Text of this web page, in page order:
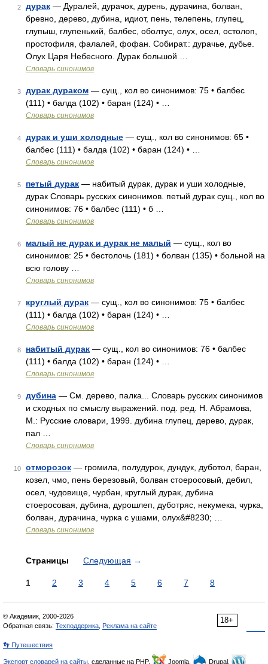
2 дурак — Дуралей, дурачок, дурень, дурачина, болван,
бревно, дерево, дубина, идиот, пень, телепень, глупец,
глупыш, глупенький, балбес, оболтус, олух, осел, остолоп,
простофиля, фалалей, фофан. Собират.: дурачье, дубье.
Олух Царя Небесного. Дурак большой …
Словарь синонимов
3 дурак дураком — сущ., кол во синонимов: 75 • балбес
(111) • балда (102) • баран (124) • …
Словарь синонимов
4 дурак и уши холодные — сущ., кол во синонимов: 65 •
балбес (111) • балда (102) • баран (124) • …
Словарь синонимов
5 петый дурак — набитый дурак, дурак и уши холодные,
дурак Словарь русских синонимов. петый дурак сущ., кол во
синонимов: 76 • балбес (111) • б …
Словарь синонимов
6 малый не дурак и дурак не малый — сущ., кол во
синонимов: 25 • бестолочь (181) • болван (135) • больной на
всю голову …
Словарь синонимов
7 круглый дурак — сущ., кол во синонимов: 75 • балбес
(111) • балда (102) • баран (124) • …
Словарь синонимов
8 набитый дурак — сущ., кол во синонимов: 76 • балбес
(111) • балда (102) • баран (124) • …
Словарь синонимов
9 дубина — См. дерево, палка... Словарь русских синонимов
и сходных по смыслу выражений. под. ред. Н. Абрамова,
М.: Русские словари, 1999. дубина глупец, дерево, дурак,
пал …
Словарь синонимов
10 отморозок — громила, полудурок, дундук, дуботол, баран,
козел, чмо, пень березовый, болван стоеросовый, дебил,
осел, чудовище, чурбан, круглый дурак, дубина
стоеросовая, дубина, дурошлеп, дуботряс, некумека, чурка,
болван, дурачина, чурка с ушами, олух&#8230; …
Словарь синонимов
Страницы Следующая →
1 2 3 4 5 6 7 8
18+
© Академик, 2000-2026
Обратная связь: Техподдержка Реклама на сайте
👣 Путешествия
Экспорт словарей на сайты , сделанные на PHP, Joomla, Drupal,